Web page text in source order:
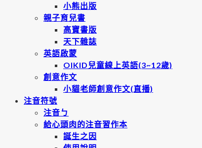
小熊出版
親子育兒書
高寶書版
天下雜誌
英語啟蒙
OIKID兒童線上英語(3~12歲)
創意作文
小貓老師創意作文(直播)
注音符號
注音ㄅ
給心頭肉的注音習作本
誕生之因